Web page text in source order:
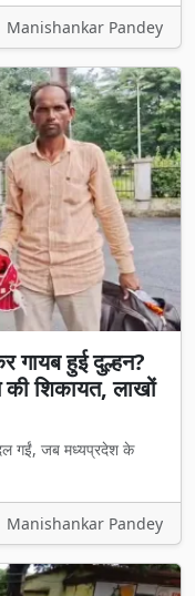
Manishankar Pandey
गायब हुई दुल्हन?
शिकायत, लाखों
गईं, जब मध्यप्रदेश के
Manishankar Pandey